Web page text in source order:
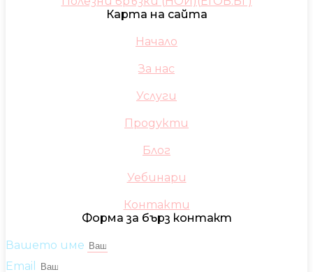
Карта на сайта
Начало
За нас
Услуги
Продукти
Блог
Уебинари
Контакти
Форма за бърз контакт
Вашето име
Email